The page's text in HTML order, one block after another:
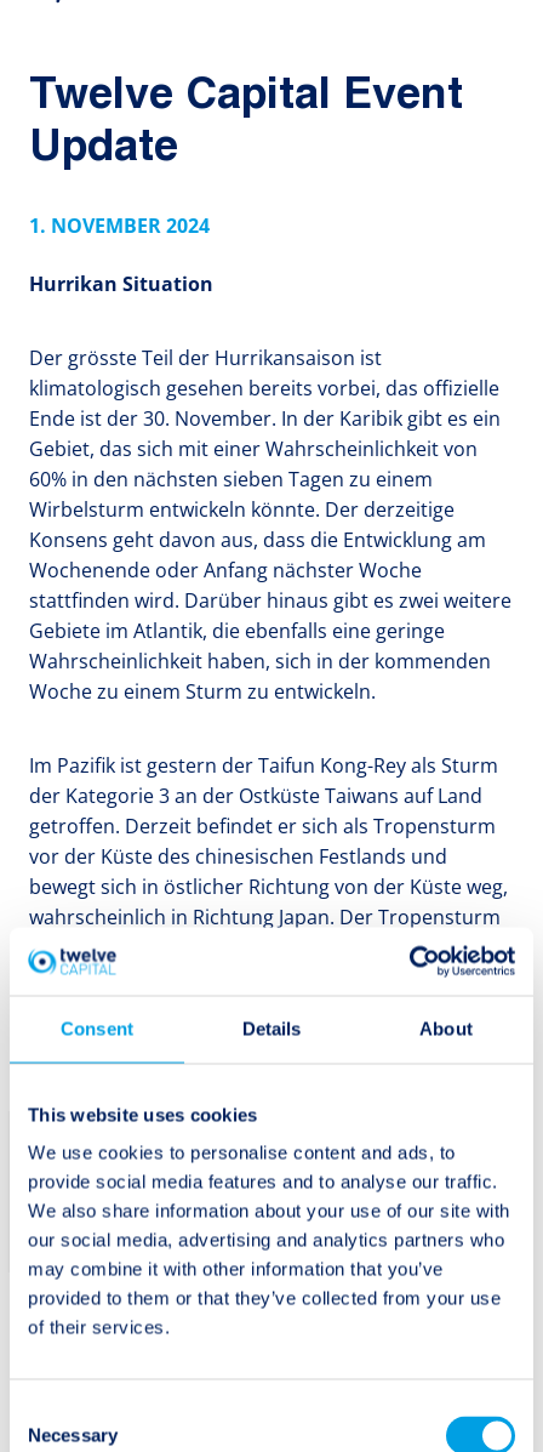
Consent Details About
This website uses cookies
We use cookies to personalise content and ads, to
provide social media features and to analyse our traffic.
We also share information about your use of our site with
our social media, advertising and analytics partners who
may combine it with other information that you’ve
provided to them or that they’ve collected from your use
of their services.
Selection
Necessary
Twelve Capital Event
Update
1. NOVEMBER 2024
Hurrikan Situation
Der grösste Teil der Hurrikansaison ist
klimatologisch gesehen bereits vorbei, das offizielle
Ende ist der 30. November. In der Karibik gibt es ein
Gebiet, das sich mit einer Wahrscheinlichkeit von
60% in den nächsten sieben Tagen zu einem
Wirbelsturm entwickeln könnte. Der derzeitige
Konsens geht davon aus, dass die Entwicklung am
Wochenende oder Anfang nächster Woche
stattfinden wird. Darüber hinaus gibt es zwei weitere
Gebiete im Atlantik, die ebenfalls eine geringe
Wahrscheinlichkeit haben, sich in der kommenden
Woche zu einem Sturm zu entwickeln.
Im Pazifik ist gestern der Taifun Kong-Rey als Sturm
der Kategorie 3 an der Ostküste Taiwans auf Land
getroffen. Derzeit befindet er sich als Tropensturm
vor der Küste des chinesischen Festlands und
bewegt sich in östlicher Richtung von der Küste weg,
wahrscheinlich in Richtung Japan. Der Tropensturm
könnte über den Süden Japans hinwegziehen, sollte
aber keine Auswirkungen auf die Positionen von
Abonnieren Sie
Twelve Capitals
Newsletter.
Abonnieren
Beitragsnavigation
Ältere Beiträge:
Neuere Beiträge: